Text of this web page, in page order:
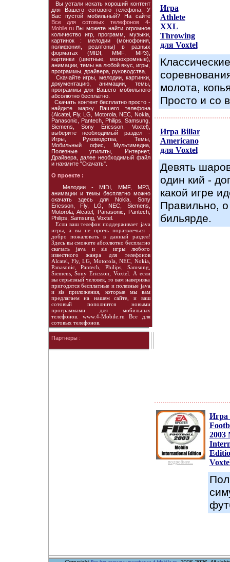
Вы устали искать хороший контент
для Вашего сотового телефона. У
Вас пустой мобильный? На сайте
Все для сотовых телефонов 4-
Mobile.ruВы можете найти огромное
количество игр, программ, музыки,
картинок : мелодии (монофония,
полифония, реалтоны) в разных
форматах (MIDI, MMF, MP3),
картинки (цветные, монохромные),
анимации, темы на любой вкус, игры,
программы, драйвера, руководства.
Скачайте игры, мелодии, картинки,
документацию, анимации, темы,
программы для Вашего мобильного
абсолютно бесплатно.
Скачать контент бесплатно просто -
найдите марку Вашего телефона
(Alcatel, Fly, LG, Motorola, NEC, Nokia,
Panasonic, Pantech, Philips, Samsung,
Siemens, Sony Ericsson, Voxtel),
выберите необходимый раздел -
Игры, Руководства, Темы,
Мобильный офис, Мультимедиа,
Полезные утилиты, Интернет,
Драйвера, далее необходимый файл
и нажмите "Скачать".
О проекте :
Мелодии - MIDI, MMF, MP3,
анимации и темы бесплатно можно
скачать здесь для Nokia, Sony
Ericsson, Fly, LG, NEC, Siemens,
Motorola, Alcatel, Panasonic, Pantech,
Philips, Samsung, Voxtel.
Если ваш телефон поддерживает java
игры, а вы не прочь поразвлечься -
добро пожаловать в данный раздел!
Здесь вы сможете абсолютно бесплатно
скачать java и sis игры любого
известного жанра для телефонов
Alcatel, Fly, LG, Motorola, NEC, Nokia,
Panasonic, Pantech, Philips, Samsung,
Siemens, Sony Ericsson, Voxtel. А если
вы серьезный человек, то вам наверняка
пригодятся бесплатные и полезные java
и sis приложения, которые мы вам
предлагаем на нашем сайте, и ваш
сотовый пополнится новыми
программами для мобильных
телефонов. www.4-Mobile.ru Все для
сотовых телефонов.
Партнеры :
Игра
Athlete
XXL
Throwing
для Voxtel
Классические
молота,
Просто и со
Игра Billar
Americano
для Voxtel
Девять
один кий -
какой игре
Правильно,
бильярде.
подробнее...
Игра
2003